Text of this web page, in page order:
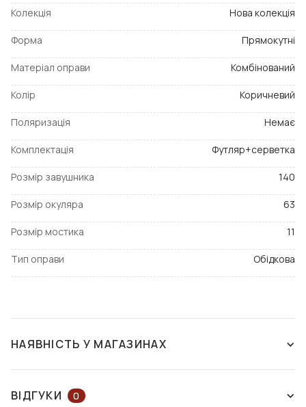
Колекція Нова колекція
Форма Прямокутні
Матеріал оправи Комбінований
Колір Коричневий
Поляризація Немає
Комплектація Футляр+серветка
Розмір завушника 140
Розмір окуляра 63
Розмір мостика 11
Тип оправи Обідкова
НАЯВНІСТЬ У МАГАЗИНАХ
ВІДГУКИ 0